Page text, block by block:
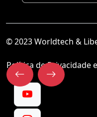
© 2023 Worldtech &
Política de Privacidade